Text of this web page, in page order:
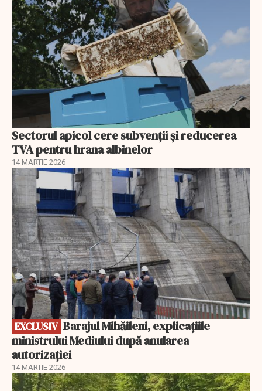
Sectorul apicol cere subvenții și reducerea
TVA pentru hrana albinelor
14 MARTIE 2026
EXCLUSIV
EXCLUSIV
ministrului Mediului după anularea
autorizației
14 MARTIE 2026
EXCLUSIV